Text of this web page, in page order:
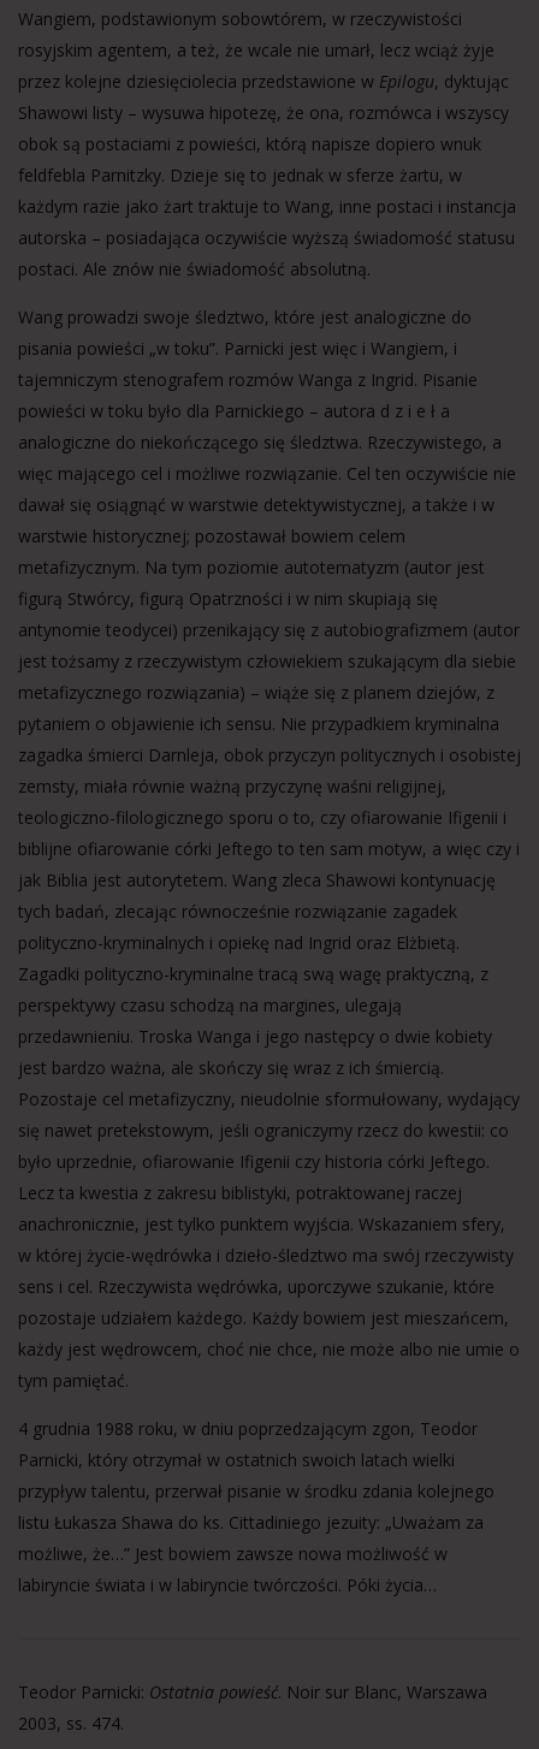
Wangiem, podstawionym sobowtórem, w rzeczywistości
rosyjskim agentem, a też, że wcale nie umarł, lecz wciąż żyje
przez kolejne dziesięciolecia przedstawione w Epilogu, dyktując
Shawowi listy – wysuwa hipotezę, że ona, rozmówca i wszyscy
obok są postaciami z powieści, którą napisze dopiero wnuk
feldfebla Parnitzky. Dzieje się to jednak w sferze żartu, w
każdym razie jako żart traktuje to Wang, inne postaci i instancja
autorska – posiadająca oczywiście wyższą świadomość statusu
postaci. Ale znów nie świadomość absolutną.
Wang prowadzi swoje śledztwo, które jest analogiczne do
pisania powieści „w toku”. Parnicki jest więc i Wangiem, i
tajemniczym stenografem rozmów Wanga z Ingrid. Pisanie
powieści w toku było dla Parnickiego – autora d z i e ł a
analogiczne do niekończącego się śledztwa. Rzeczywistego, a
więc mającego cel i możliwe rozwiązanie. Cel ten oczywiście nie
dawał się osiągnąć w warstwie detektywistycznej, a także i w
warstwie historycznej; pozostawał bowiem celem
metafizycznym. Na tym poziomie autotematyzm (autor jest
figurą Stwórcy, figurą Opatrzności i w nim skupiają się
antynomie teodycei) przenikający się z autobiografizmem (autor
jest tożsamy z rzeczywistym człowiekiem szukającym dla siebie
metafizycznego rozwiązania) – wiąże się z planem dziejów, z
pytaniem o objawienie ich sensu. Nie przypadkiem kryminalna
zagadka śmierci Darnleja, obok przyczyn politycznych i osobistej
zemsty, miała równie ważną przyczynę waśni religijnej,
teologiczno-filologicznego sporu o to, czy ofiarowanie Ifigenii i
biblijne ofiarowanie córki Jeftego to ten sam motyw, a więc czy i
jak Biblia jest autorytetem. Wang zleca Shawowi kontynuację
tych badań, zlecając równocześnie rozwiązanie zagadek
polityczno-kryminalnych i opiekę nad Ingrid oraz Elżbietą.
Zagadki polityczno-kryminalne tracą swą wagę praktyczną, z
perspektywy czasu schodzą na margines, ulegają
przedawnieniu. Troska Wanga i jego następcy o dwie kobiety
jest bardzo ważna, ale skończy się wraz z ich śmiercią.
Pozostaje cel metafizyczny, nieudolnie sformułowany, wydający
się nawet pretekstowym, jeśli ograniczymy rzecz do kwestii: co
było uprzednie, ofiarowanie Ifigenii czy historia córki Jeftego.
Lecz ta kwestia z zakresu biblistyki, potraktowanej raczej
anachronicznie, jest tylko punktem wyjścia. Wskazaniem sfery,
w której życie-wędrówka i dzieło-śledztwo ma swój rzeczywisty
sens i cel. Rzeczywista wędrówka, uporczywe szukanie, które
pozostaje udziałem każdego. Każdy bowiem jest mieszańcem,
każdy jest wędrowcem, choć nie chce, nie może albo nie umie o
tym pamiętać.
4 grudnia 1988 roku, w dniu poprzedzającym zgon, Teodor
Parnicki, który otrzymał w ostatnich swoich latach wielki
przypływ talentu, przerwał pisanie w środku zdania kolejnego
listu Łukasza Shawa do ks. Cittadiniego jezuity: „Uważam za
możliwe, że…” Jest bowiem zawsze nowa możliwość w
labiryncie świata i w labiryncie twórczości. Póki życia…
Teodor Parnicki: Ostatnia powieść. Noir sur Blanc, Warszawa
2003, ss. 474.